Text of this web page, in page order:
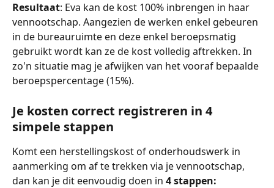
Resultaat: Eva kan de kost 100% inbrengen in haar
vennootschap. Aangezien de werken enkel gebeuren
in de bureauruimte en deze enkel beroepsmatig
gebruikt wordt kan ze de kost volledig aftrekken. In
zo'n situatie mag je afwijken van het vooraf bepaalde
beroepspercentage (15%).
Je kosten correct registreren in 4
simpele stappen
Komt een herstellingskost of onderhoudswerk in
aanmerking om af te trekken via je vennootschap,
dan kan je dit eenvoudig doen in 4 stappen: